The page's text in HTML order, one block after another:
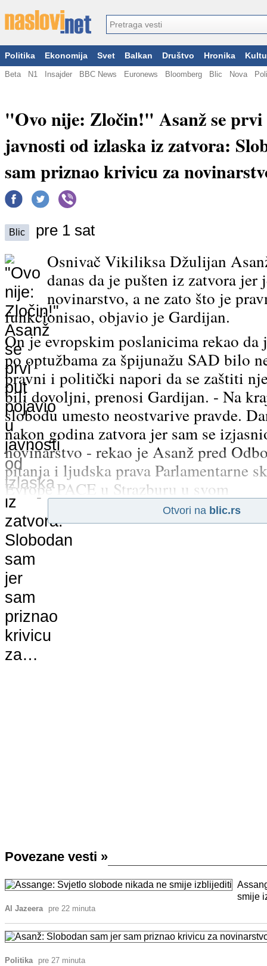
Politika Ekonomija Svet Balkan Društvo Hronika
Beta N1 Insajder BBC News Euronews Bloomberg Blic Nova
"Ovo nije: Zločin!" Asanž se
javnosti od izlaska iz zatvora:
sam priznao krivicu za
Blic pre 1 sat
Osnivač Vikiliksa Džulijan
danas da je pušten iz zatvora
novinarstvo, a ne zato što je
funkcionisao, objavio je Gardijan.
On je evropskim poslanicima rekao
po optužbama za špijunažu SAD bilo
pravni i politički napori da se zaštiti
bili dovoljni, prenosi Gardijan. - Na
slobodu umesto neostvarive pravde.
nakon godina zatvora jer sam se
novinarstvo - rekao je Asanž pred
pitanja i ljudska prava Parlamentarne
Evrope PACE u Strazburu u svom
Otvori na blic.rs
Povezane vesti »
smije
Al Jazeera pre 22 minuta
Politika pre 27 minuta